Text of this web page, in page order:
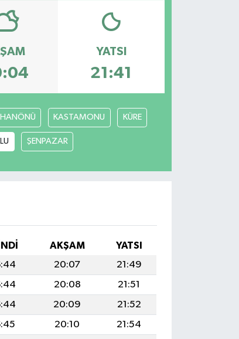
YATSI
21:41
HANÖNÜ KASTAMONU KÜRE
ŞENPAZAR
AKŞAM
YATSI
20:07
21:49
20:08
21:51
20:09
21:52
20:10
21:54